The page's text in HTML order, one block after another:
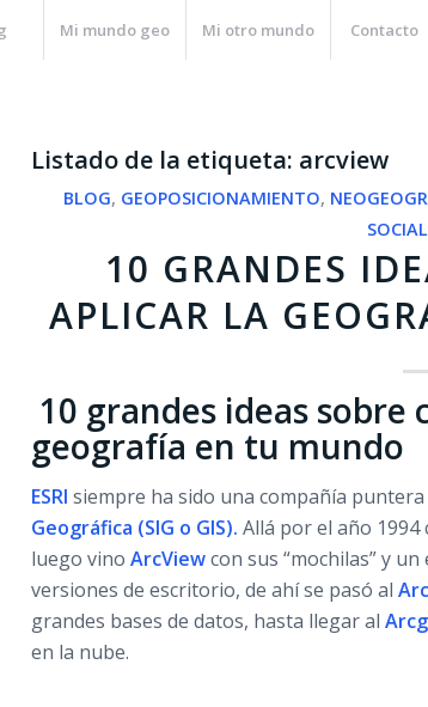
Mi mundo geo Mi otro mundo Contacto
Listado de la etiqueta: arcview
BLOG, GEOPOSICIONAMIENTO,
10 GRANDES
APLICAR LA
10 grandes ideas sobre
geografía en tu mundo
ESRI siempre ha sido una compañía
Geográfica (SIG o GIS). Allá por el año
luego vinoArcViewcon sus “mochilas” y
versiones de escritorio, de ahí se pasó al
grandes bases de datos, hasta llegar al
en la nube.